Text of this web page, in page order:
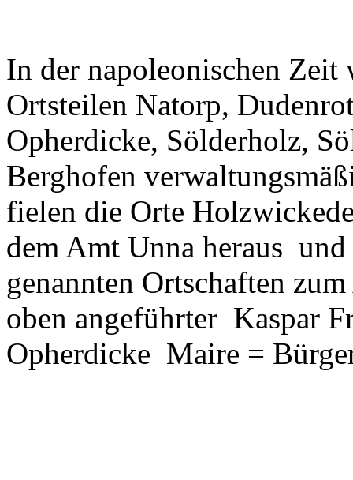
In der napoleonischen
Ortsteilen Natorp,
Opherdicke, Sölderholz,
Berghofen
fielen die Orte
dem Amt Unna heraus
genannten Ortschaften
oben angeführter Kaspar
Opherdicke Maire =